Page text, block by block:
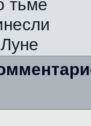
тьме